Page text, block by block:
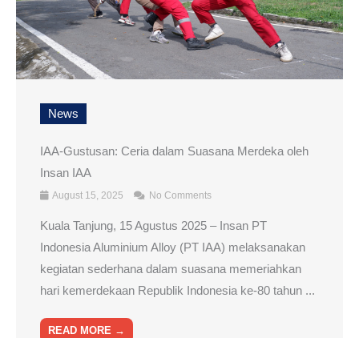
News
IAA-Gustusan: Ceria dalam Suasana Merdeka oleh
Insan IAA
August 15, 2025 No Comments
Kuala Tanjung, 15 Agustus 2025 – Insan PT
Indonesia Aluminium Alloy (PT IAA) melaksanakan
kegiatan sederhana dalam suasana memeriahkan
hari kemerdekaan Republik Indonesia ke-80 tahun ...
READ MORE →